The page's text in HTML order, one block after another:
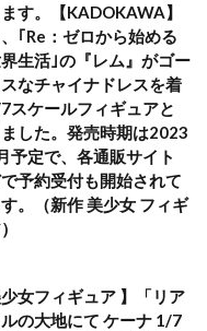
す。【KADOKAWA】
｢Re：ゼロから始める
生活｣の『レム』がゴー
なチャイナドレスを着
スケールフィギュアと
した。発売時期は2023
予定で、各通販サイト
予約受付も開始されて
。（新作 美少女 フィギ
少女フィギュア 】「リア
の大地にて ケーナ 1/7